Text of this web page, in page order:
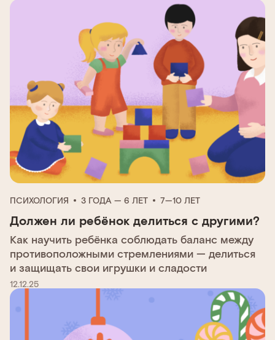
ПСИХОЛОГИЯ 3 ГОДА — 6 ЛЕТ 7—10 ЛЕТ
Должен ли ребёнок делиться с другими?
Как научить ребёнка соблюдать баланс между
противоположными стремлениями — делиться
и защищать свои игрушки и сладости
12.12.25